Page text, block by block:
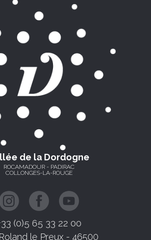
de la Dordogne
ROCAMADOUR - PADIRAC
COLLONGES-LA-ROUGE
(0)5 65 33 22 00
le Preux - 46500